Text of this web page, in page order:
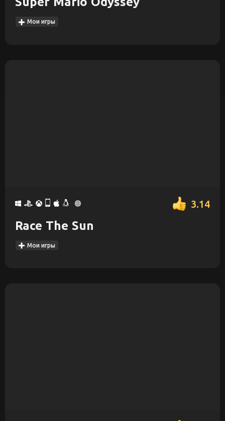
Мои игры
3.14
Race The Sun
Мои игры